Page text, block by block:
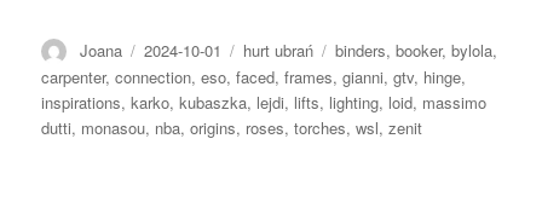
Autor
Joana Opublikowano
2024-10-01 Kategorie
hurt ubrań Tagi
binders,booker,bylola,
carpenter,connection,eso,faced,frames,gianni,gtv, hinge,
inspirations,karko,kubaszka, lejdi, lifts, lighting, loid, massimo
dutti, monasou, nba,origins, roses,torches,wsl,zenit